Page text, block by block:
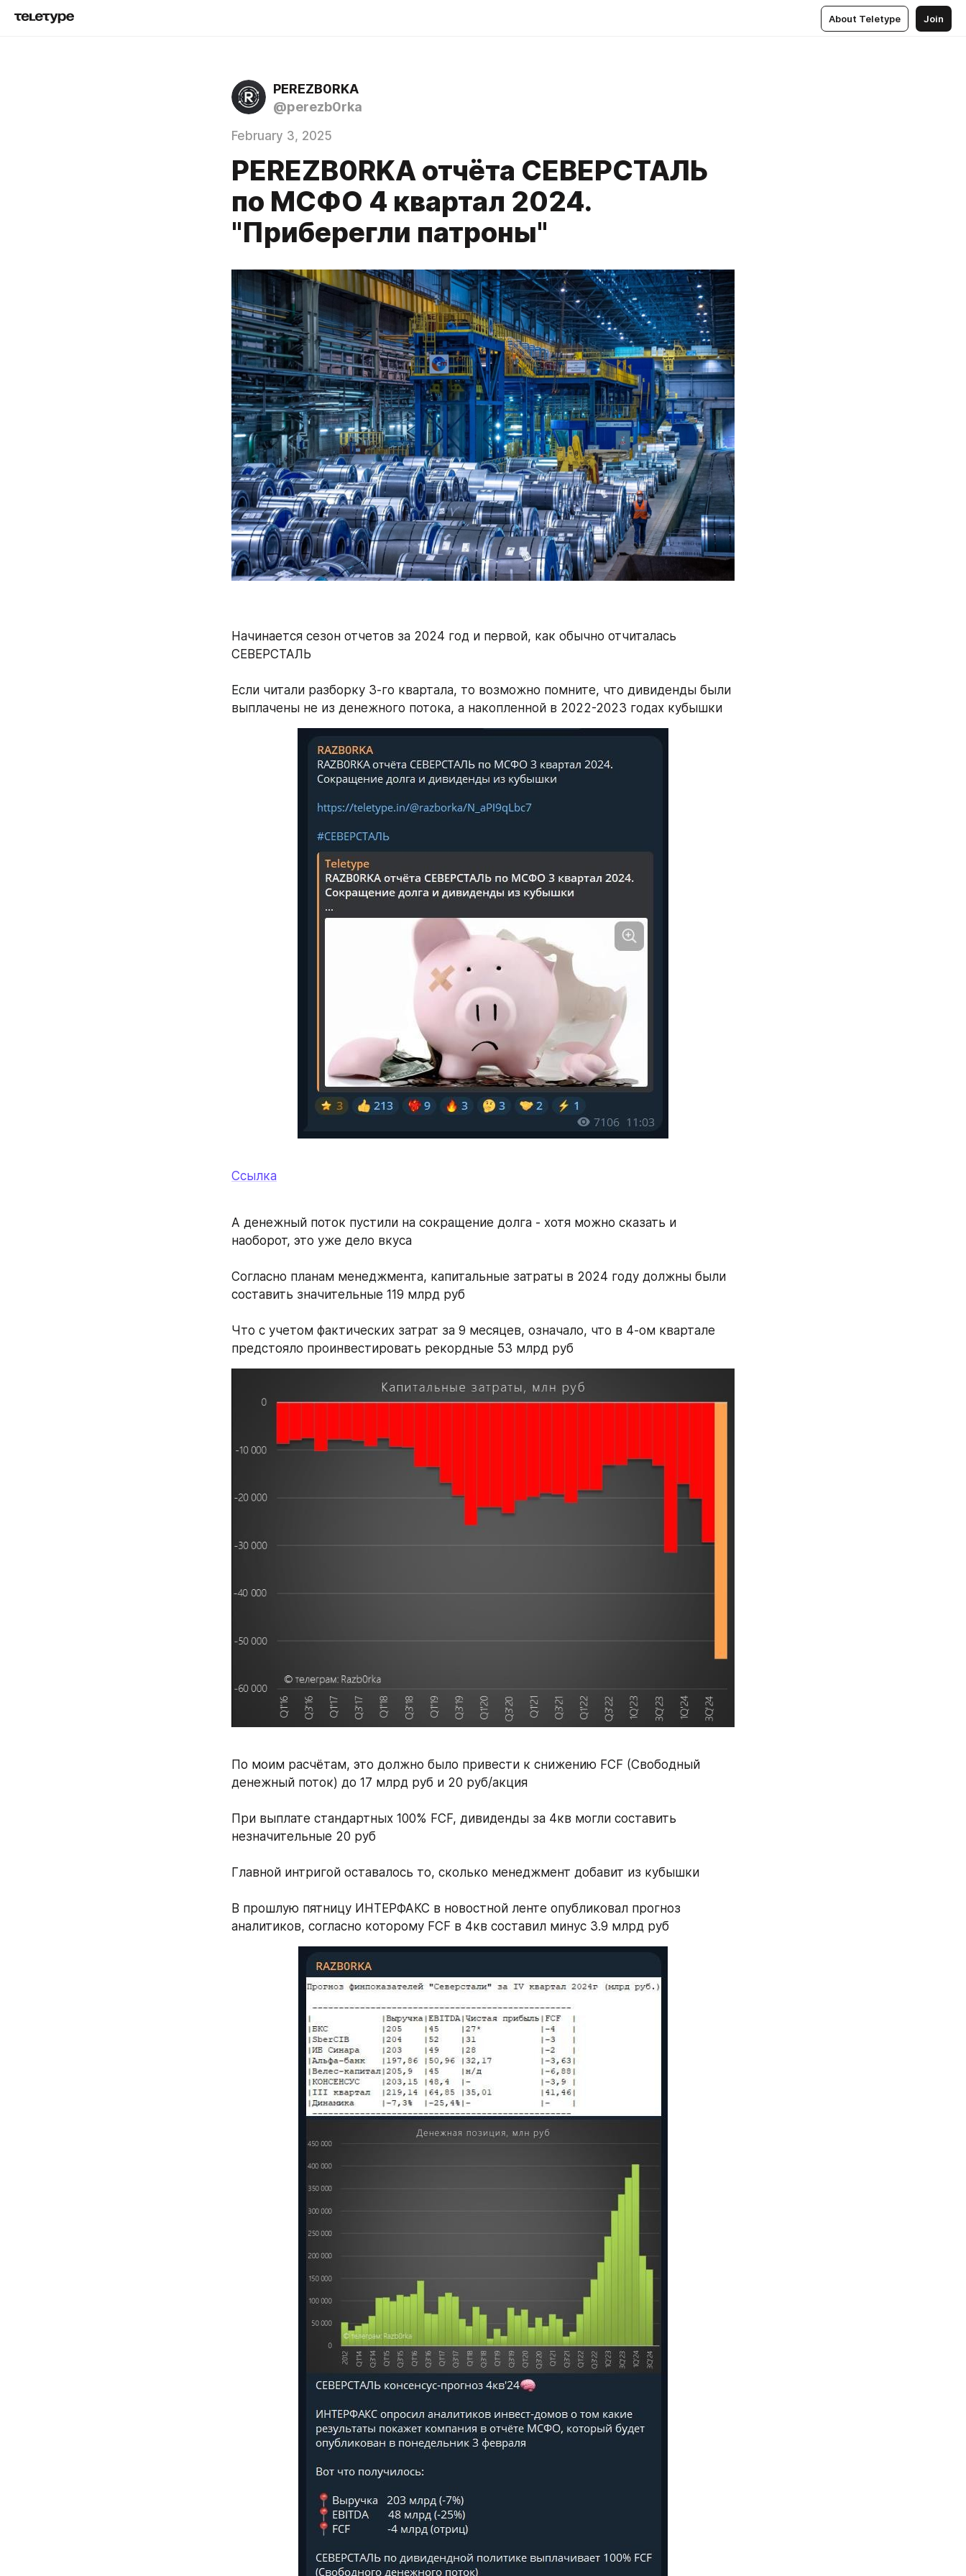
About Teletype Join
PEREZB0RKA
@perezb0rka
February 3, 2025
PEREZB0RKA отчёта СЕВЕРСТАЛЬ
по МСФО 4 квартал 2024.
"Приберегли патроны"
Начинается сезон отчетов за 2024 год и первой, как обычно отчиталась
СЕВЕРСТАЛЬ
Если читали разборку 3-го квартала, то возможно помните, что дивиденды были
выплачены не из денежного потока, а накопленной в 2022-2023 годах кубышки
Ссылка
А денежный поток пустили на сокращение долга - хотя можно сказать и
наоборот, это уже дело вкуса
Согласно планам менеджмента, капитальные затраты в 2024 году должны были
составить значительные 119 млрд руб
Что с учетом фактических затрат за 9 месяцев, означало, что в 4-ом квартале
предстояло проинвестировать рекордные 53 млрд руб
По моим расчётам, это должно было привести к снижению FCF (Свободный
денежный поток) до 17 млрд руб и 20 руб/акция
При выплате стандартных 100% FCF, дивиденды за 4кв могли составить
незначительные 20 руб
Главной интригой оставалось то, сколько менеджмент добавит из кубышки
В прошлую пятницу ИНТЕРФАКС в новостной ленте опубликовал прогноз
аналитиков, согласно которому FCF в 4кв составил минус 3.9 млрд руб